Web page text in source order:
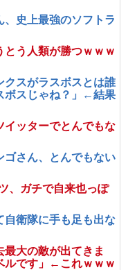
、史上最強のソフトラ
とう人類が勝つｗｗｗ
クスがラスボスとは誰
ボスじゃね？」←結果
イッターでとんでもな
ゴさん、とんでもない
、ガチで自来也っぽ
自衛隊に手も足も出な
最大の敵が出てきま
ルです」←これｗｗｗ